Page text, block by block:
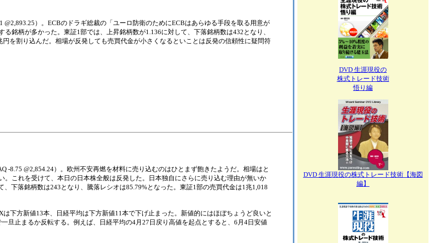
@2,893.25）。ECBのドラギ総裁の「ユーロ防衛のためにECBはあらゆる手段を取る用意が
銘柄が多かった。東証1部では、上昇銘柄数が1.136に対して、下落銘柄数は432となり、
を割り込んだ。相場が反発しても売買代金が小さくなるといことは反発の信頼性に疑問符
-8.75 @2,854.24）。欧州不安再燃を材料に売り込むのはひとまず飽きたようだ。相場はと
これを受けて、本日の日本株全般は反発した。日本独自にさらに売り込む理由が無いか
下落銘柄数は243となり、騰落レシオは85.79%となった。東証1部の売買代金は1兆1,018
下方新値13本、日経平均は下方新値11本で下げ止まった。新値的にはほぼちょうど良いと
旦止まるか反転する。例えば、日経平均の4月27日戻り高値を起点とすると、6月4日安値
DVD 生涯現役の
株式トレード技術
悟り編
DVD 生涯現役の株式トレード技術【海図
編】